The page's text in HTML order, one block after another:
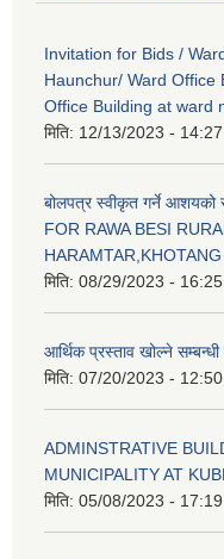
Invitation for Bids /
Haunchur/ Ward Office
Office Building at ward
मिति: 12/13/2023 - 14:27
बोलपत्र स्वीकृत गर्ने
FOR RAWA BESI
HARAMTAR,KHOTANG
मिति: 08/29/2023 - 16:25
आर्थिक प्रस्ताव खोल्ने
मिति: 07/20/2023 - 12:50
ADMINSTRATIVE
MUNICIPALITY AT
मिति: 05/08/2023 - 17:19